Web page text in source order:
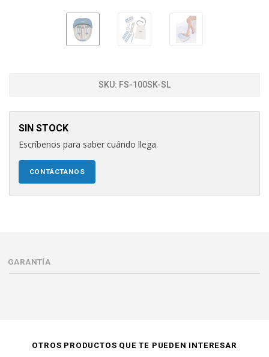
SKU: FS-100SK-SL
SIN STOCK
Escríbenos para saber cuándo llega.
CONTÁCTANOS
GARANTÍA
OTROS PRODUCTOS QUE TE PUEDEN INTERESAR